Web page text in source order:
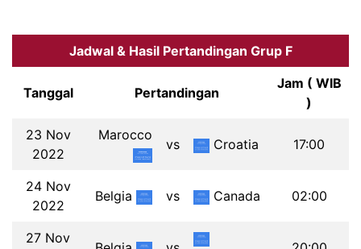
Jadwal & Hasil Pertandingan Grup F
Tanggal Pertandingan
Jam ( WIB
)
23 Nov
2022
Marocco
vs Croatia 17:00
24 Nov
2022
Belgia vs Canada 02:00
27 Nov